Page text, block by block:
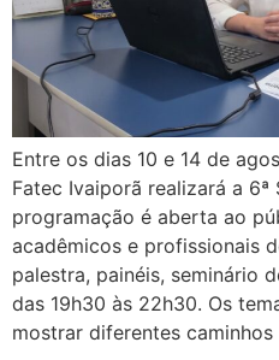
Entre os dias 10 e 14 de
Fatec Ivaiporã realizará a 6ª
programação é aberta ao
acadêmicos e profissionais
palestra, painéis, seminário
das 19h30 às 22h30. Os
mostrar diferentes